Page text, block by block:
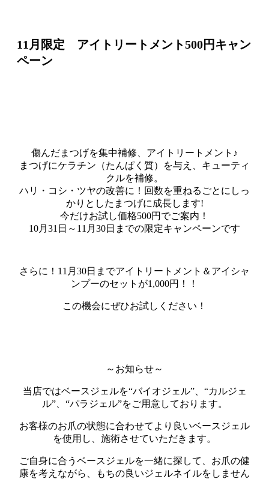
11月限定 アイトリートメント500円キャン
ペーン
傷んだまつげを集中補修、アイトリートメント♪
まつげにケラチン（たんぱく質）を与え、キューティ
クルを補修。
ハリ・コシ・ツヤの改善に！回数を重ねるごとにしっ
かりとしたまつげに成長します!
今だけお試し価格500円でご案内！
10月31日～11月30日までの限定キャンペーンです
さらに！11月30日までアイトリートメント＆アイシャ
ンプーのセットが1,000円！！
この機会にぜひお試しください！
～お知らせ～
当店ではベースジェルを“バイオジェル”、“カルジェ
ル”、“パラジェル”をご用意しております。
お客様のお爪の状態に合わせてより良いベースジェル
を使用し、施術させていただきます。
ご自身に合うベースジェルを一緒に探して、お爪の健
康を考えながら、もちの良いジェルネイルをしません